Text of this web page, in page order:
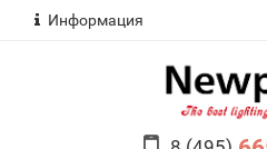
Информация